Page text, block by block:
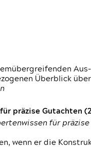
Überblick
präzise Gutachten
für
wenn er die